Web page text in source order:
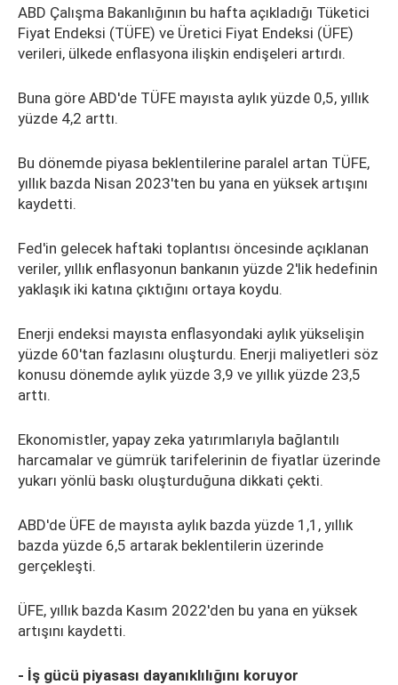
ABD Çalışma Bakanlığının bu hafta açıkladığı Tüketici
Fiyat Endeksi (TÜFE) ve Üretici Fiyat Endeksi (ÜFE)
verileri, ülkede enflasyona ilişkin endişeleri artırdı.
Buna göre ABD'de TÜFE mayısta aylık yüzde 0,5, yıllık
yüzde 4,2 arttı.
Bu dönemde piyasa beklentilerine paralel artan TÜFE,
yıllık bazda Nisan 2023'ten bu yana en yüksek artışını
kaydetti.
Fed'in gelecek haftaki toplantısı öncesinde açıklanan
veriler, yıllık enflasyonun bankanın yüzde 2'lik hedefinin
yaklaşık iki katına çıktığını ortaya koydu.
Enerji endeksi mayısta enflasyondaki aylık yükselişin
yüzde 60'tan fazlasını oluşturdu. Enerji maliyetleri söz
konusu dönemde aylık yüzde 3,9 ve yıllık yüzde 23,5
arttı.
Ekonomistler, yapay zeka yatırımlarıyla bağlantılı
harcamalar ve gümrük tarifelerinin de fiyatlar üzerinde
yukarı yönlü baskı oluşturduğuna dikkati çekti.
ABD'de ÜFE de mayısta aylık bazda yüzde 1,1, yıllık
bazda yüzde 6,5 artarak beklentilerin üzerinde
gerçekleşti.
ÜFE, yıllık bazda Kasım 2022'den bu yana en yüksek
artışını kaydetti.
- İş gücü piyasası dayanıklılığını koruyor